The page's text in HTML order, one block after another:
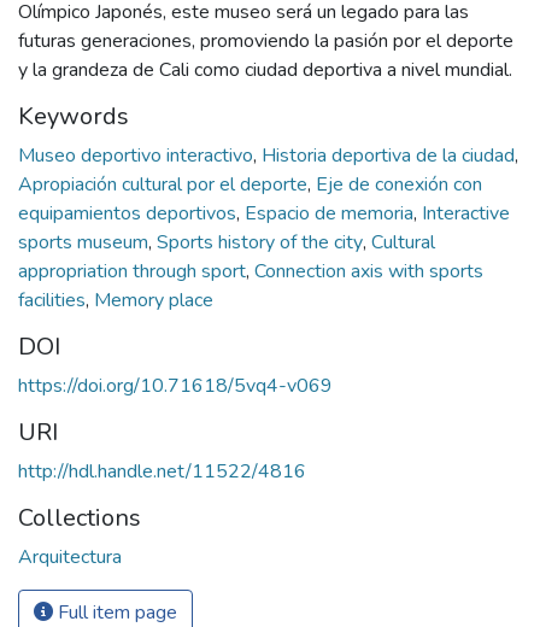
Olímpico Japonés, este museo será un legado para las
futuras generaciones, promoviendo la pasión por el deporte
y la grandeza de Cali como ciudad deportiva a nivel mundial.
Keywords
Museo deportivo interactivo, Historia deportiva de la ciudad,
Apropiación cultural por el deporte, Eje de conexión con
equipamientos deportivos, Espacio de memoria, Interactive
sports museum, Sports history of the city, Cultural
appropriation through sport, Connection axis with sports
facilities, Memory place
DOI
https://doi.org/10.71618/5vq4-v069
URI
http://hdl.handle.net/11522/4816
Collections
Arquitectura
Full item page